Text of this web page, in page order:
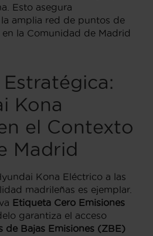
Esto asegura
amplia red de puntos de
la Comunidad de Madrid
Kona
el Contexto
Madrid
Kona Eléctrico a las
madrileñas es ejemplar.
Etiqueta Cero Emisiones
garantiza el acceso
de Bajas Emisiones (ZBE)